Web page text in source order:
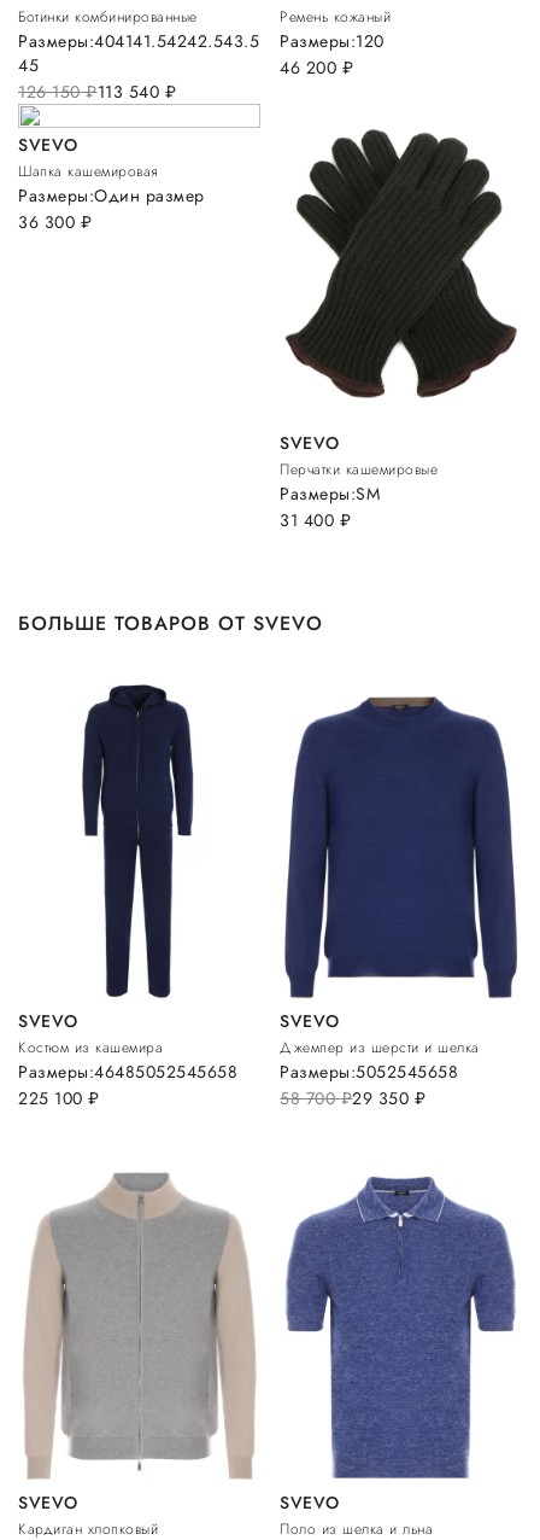
Ботинки комбинированные
126 150руб.113 540 руб.
Размеры:404141.54242.543.5
45
Ремень кожаный
46 200 руб.
Размеры:120
SVEVO
Шапка кашемировая
36 300 руб.
Размеры:Один размер
SVEVO
Перчатки кашемировые
31 400 руб.
Размеры:SM
БОЛЬШЕ ТОВАРОВ ОТ SVEVO
SVEVO
Костюм из кашемира
225 100 руб.
Размеры:46485052545658
SVEVO
Джемпер из шерсти и шелка
58 700руб.29 350 руб.
Размеры:5052545658
SVEVO
Кардиган хлопковый
SVEVO
Поло из шелка и льна